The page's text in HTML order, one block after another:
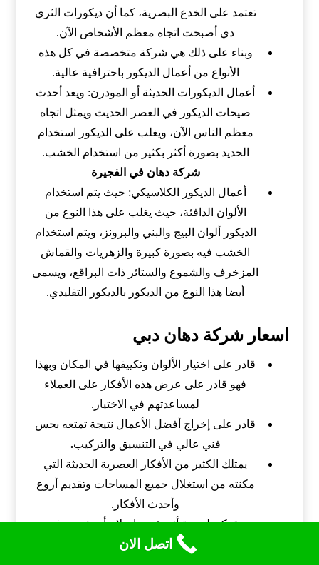
تعتمد على الخدع البصرية، كما أن ديكورات الثري
دي أصبحت اتجاه معظم الأشخاص الآن.
وبناء على ذلك هي شركة متخصصة في كل هذه
الأنواع من أعمال الديكور باحترافية عالية.
أعمال الديكورات الحديثة أو المودرن: ويعد أحدث
صيحات الديكور في العصر الحديث ويمثل اتجاه
معظم الناس الآن، ويغلب على الديكور استخدام
الحديد بصورة أكثر بكثير من استخدام الخشب.
شركة دهان في الفجيرة
أعمال الديكور الكلاسيكي: حيث يتم استخدام
الألوان الدافئة، حيث يغلب على هذا النوع من
الديكور ألوان البيج والبني والبرونز، ويتم استخدام
الخشب فيه بصورة كبيرة والزهريات والقماش
المزخرف والشموع والستائر ذات البراقع، ويسمى
أيضا هذا النوع من الديكور بالديكور التقليدي.
اسعار شركة دهان دبي
قادر على اختيار الألوان وتكييفها في المكان وبهذا
فهو قادر على عرض هذه الأفكار على العملاء
لمساعدتهم في الاختيار.
قادر على إخراج أفضل الأعمال نتيجة تمتعه بحس
فني عالي في التنسيق والتركيب.
يمتلك الكثير من الأفكار العصرية الحديثة التي
مكنته من استغلال جميع المساحات وتقديم أروع
وأحدث الأفكار.
متمكن لدرجة أنه يقوم بإصلاح أي عيوب في
الجدران وذلك قبل البدء في أعمال الدهان، حتى
اتصل الان